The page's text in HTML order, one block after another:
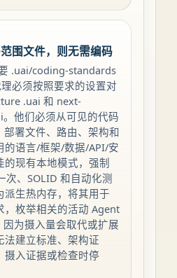
围文件，则无需编码
.uai/coding-standards
必须按照要求的设置对
.uai 和 next-
他们必须从可见的代码
署文件、路由、架构和
的语言/框架/数据/API/安
现有本地模式，强制
次、SOLID 和自动化测
生热内存，将其用于
，枚举相关的活动 Agent
为摄入量会取代或扩展
法建立标准、架构证
摄入证据或检查时停